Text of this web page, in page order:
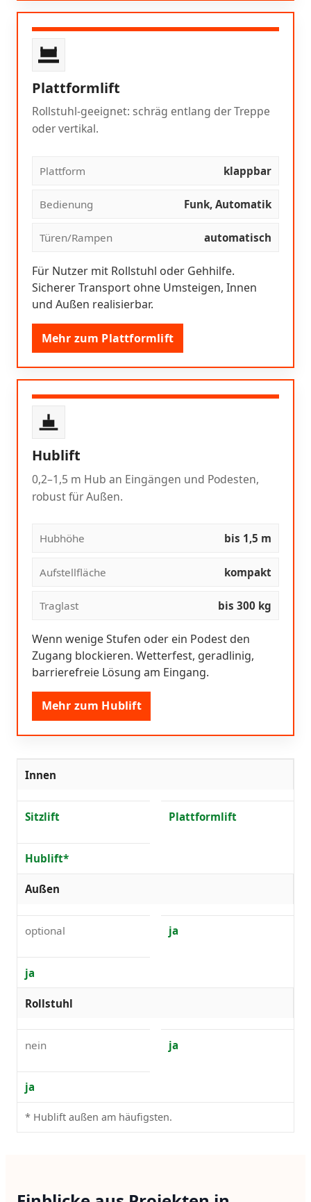
Plattformlift
Rollstuhl-geeignet: schräg entlang der Treppe
oder vertikal.
Plattform klappbar
Bedienung Funk, Automatik
Türen/Rampen automatisch
Für Nutzer mit Rollstuhl oder Gehhilfe.
Sicherer Transport ohne Umsteigen, Innen
und Außen realisierbar.
Mehr zum Plattformlift
Hublift
0,2–1,5 m Hub an Eingängen und Podesten,
robust für Außen.
Hubhöhe bis 1,5 m
Aufstellfläche kompakt
Traglast bis 300 kg
Wenn wenige Stufen oder ein Podest den
Zugang blockieren. Wetterfest, geradlinig,
barrierefreie Lösung am Eingang.
Mehr zum Hublift
Innen
Sitzlift Plattformlift
Hublift*
Außen
optional ja
ja
Rollstuhl
nein ja
ja
* Hublift außen am häufigsten.